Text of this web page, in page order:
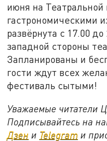
июня на
гастрономическими
развёрнута с 17.00
западной стороны
Запланированы и
гости ждут всех
фестиваль сытыми!
Уважаемые читатели
Подписывайтесь на
Дзен и Telegram и